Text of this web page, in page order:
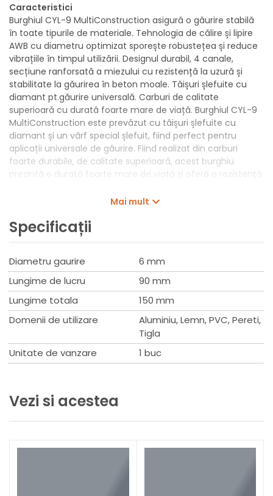
Caracteristici
Burghiul CYL-9 MultiConstruction asigură o găurire stabilă
în toate tipurile de materiale. Tehnologia de călire și lipire
AWB cu diametru optimizat sporește robustețea și reduce
vibrațiile în timpul utilizării. Designul durabil, 4 canale,
secțiune ranforsată a miezului cu rezistență la uzură și
stabilitate la găurirea în beton moale. Tăișuri șlefuite cu
diamant pt.găurire universală. Carburi de calitate
superioară cu durată foarte mare de viață. Burghiul CYL-9
MultiConstruction este prevăzut cu tăișuri șlefuite cu
diamant și un vârf special șlefuit, fiind perfect pentru
aplicații universale de găurire. Fiind realizat din carburi
foarte durabile, de calitate superioară, acest burghiu
prezintă o durată foarte mare de viață și oferă o rezistență
marcajul testului de la PGM Masonry Drill Bit Association
găurire exactă și fixare fermă a sistemelor de prindere. Este
compatibil cu sistemele de tijă cilindrică pentru toate
rezultate perfecte la găurirea cu sau fără percuție.
Mai mult
Specificații
Diametru gaurire
6 mm
Lungime de lucru
90 mm
Lungime totala
150 mm
Domenii de utilizare
Aluminiu, Lemn, PVC, Pereti,
Tigla
Unitate de vanzare
1 buc
Vezi si acestea